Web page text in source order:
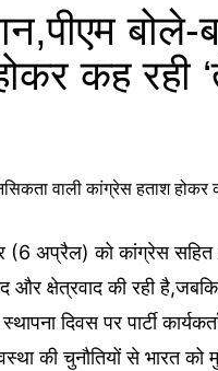
बोले-
कह रही
(6 अप्रैल) को कांग्रेस सहित
और क्षेत्रवाद की रही
दिवस पर पार्टी
की चुनौतियों से भारत